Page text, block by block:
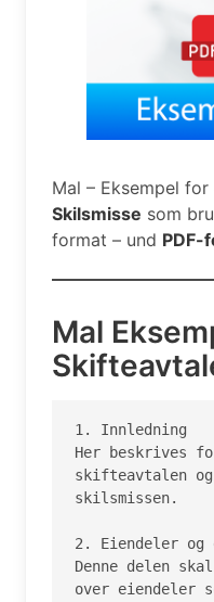
Mal – Eksempel for
Skilsmisse som
format – und PDF-
Mal
1. Innledning
Her beskrives
skifteavtalen
skilsmissen.
2. Eiendeler og
Denne delen
over eiendeler